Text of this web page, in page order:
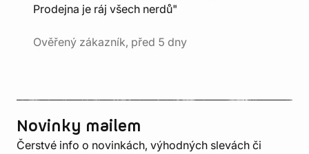
Prodejna je ráj všech nerdů"
Ověřený zákazník, před 5 dny
Novinky mailem
Čerstvé info o novinkách, výhodných slevách či